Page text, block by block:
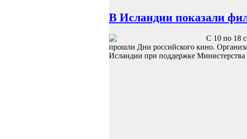
В Исландии показали
С 10 по 18
прошли Дни российского кино.
Исландии при поддержке